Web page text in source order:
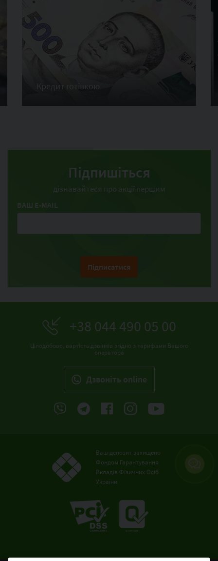
Кредит готівкою
Підпишіться
дізнавайтеся про акції першим
ВАШ E-MAIL
Підписатися
+38 044 490 05 00
Цілодобово, вартість дзвінків згідно з тарифами Вашого
оператора
Дзвонiть online
Ваш депозит захищено
Фондом Гарантування
Вкладів Фізичних Осіб
України